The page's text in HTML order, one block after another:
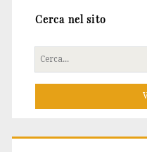
Cerca nel sito
Cerca
per: